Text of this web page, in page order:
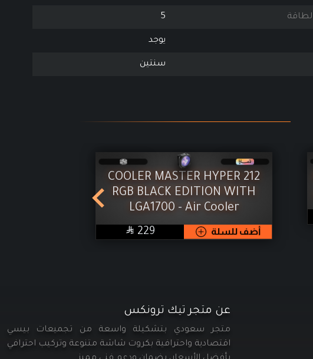
5
يوجد
سنتين
COOLER MASTER HYPER 212
RGB BLACK EDITION WITH
LGA1700 - Air Cooler
أضف للسلة  SAR
229
عن متجر تيك ترونكس
متجر سعودي بتشكيلة واسعة من تجميعات بيسي
اقتصادية واحترافية بكروت شاشة متنوعة وتركيب احترافي